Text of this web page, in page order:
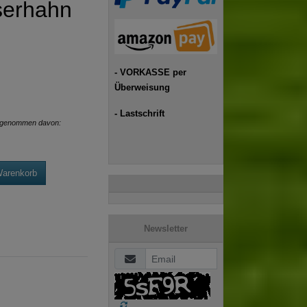
davon:
- VORKASSE per
Überweisung
- Lastschrift
Newsletter